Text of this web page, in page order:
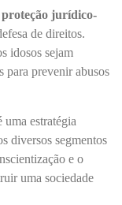
proteção jurídico-
de direitos.
idosos sejam
para prevenir abusos
uma estratégia
diversos segmentos
e o
uma sociedade